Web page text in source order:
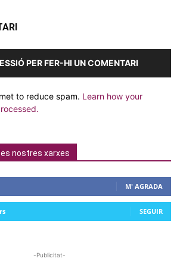
PER FER-HI UN COMENTARI
to reduce spam. Learn how your
nostres xarxes
M' AGRADA
SEGUIR
-Publicitat-